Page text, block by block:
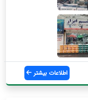
اطلاعات بیشتر